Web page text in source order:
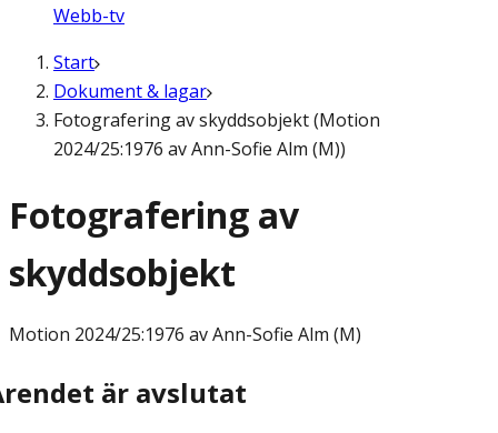
Webb-tv
Start
Dokument & lagar
Fotografering av skyddsobjekt (Motion
2024/25:1976 av Ann-Sofie Alm (M))
Fotografering av
skyddsobjekt
Motion 2024/25:1976 av Ann-Sofie Alm (M)
är avslutat